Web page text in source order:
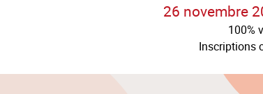
26 novembre
100%
Inscriptions